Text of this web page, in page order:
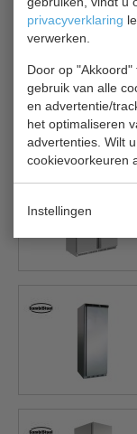
privacyverklaring
verwerken.
Door op
gebruik van alle
en advertentie/
het optimaliseren
advertenties. Wilt
cookievoorkeuren
Instellingen